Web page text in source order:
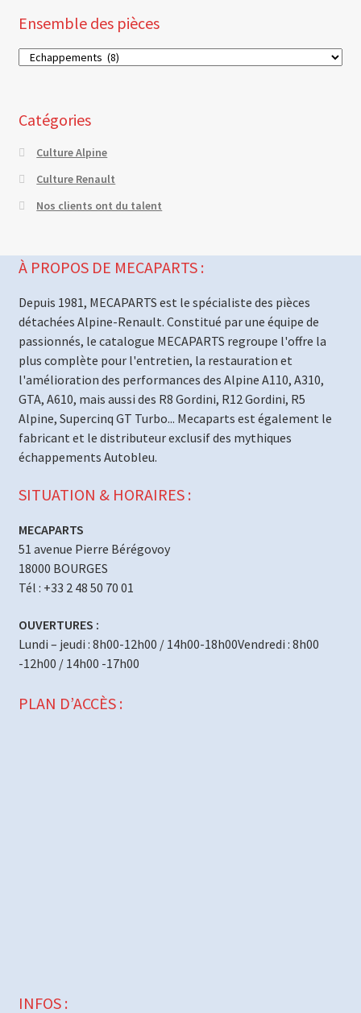
Ensemble des pièces
Catégories
Culture Alpine
Culture Renault
Nos clients ont du talent
À PROPOS DE MECAPARTS :
Depuis 1981, MECAPARTS est le spécialiste des pièces
détachées Alpine-Renault. Constitué par une équipe de
passionnés, le catalogue MECAPARTS regroupe l'offre la
plus complète pour l'entretien, la restauration et
l'amélioration des performances des Alpine A110, A310,
GTA, A610, mais aussi des R8 Gordini, R12 Gordini, R5
Alpine, Supercinq GT Turbo... Mecaparts est également le
fabricant et le distributeur exclusif des mythiques
échappements Autobleu.
SITUATION & HORAIRES :
MECAPARTS
51 avenue Pierre Bérégovoy
18000 BOURGES
Tél : +33 2 48 50 70 01
OUVERTURES :
Lundi – jeudi : 8h00-12h00 / 14h00-18h00Vendredi : 8h00
-12h00 / 14h00 -17h00
PLAN D’ACCÈS :
INFOS :